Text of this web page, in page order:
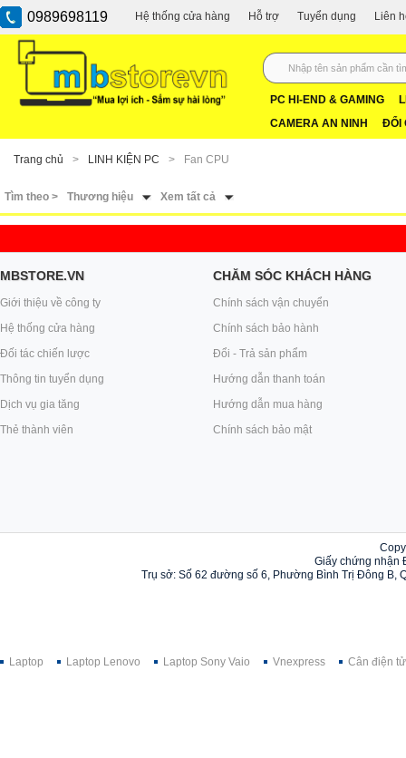
0989698119 Hệ thống cửa hàng Hỗ trợ Tuyển dụng Liên
PC HI-END & GAMING
CAMERA AN NINH
ĐỔI
Trang chủ > LINH KIỆN PC > Fan CPU
Tìm theo > Thương hiệu Xem tất cả
MBSTORE.VN
Giới thiệu về công ty
Hệ thống cửa hàng
Đối tác chiến lược
Thông tin tuyển dụng
Dịch vụ gia tăng
Thẻ thành viên
CHĂM SÓC KHÁCH HÀNG
Chính sách vận chuyển
Chính sách bảo hành
Đổi - Trả sản phẩm
Hướng dẫn thanh toán
Hướng dẫn mua hàng
Chính sách bảo mật
Giấy chứng nhận
Trụ sở: Số 62 đường số 6, Phường Bình Trị Đông B,
Laptop Laptop Lenovo Laptop Sony Vaio Vnexpress Cân điện tử